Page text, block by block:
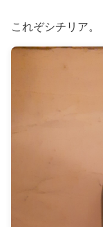
これぞシチリア。